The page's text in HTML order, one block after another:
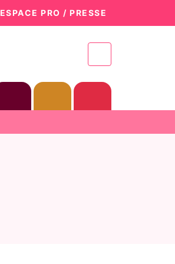
ESPACE PRO / PRESSE